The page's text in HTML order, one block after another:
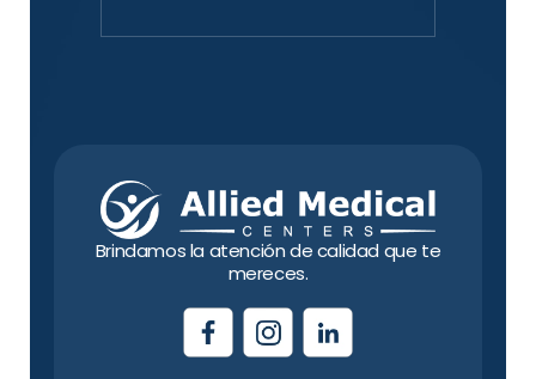
Brindamos la atención de calidad que te
mereces.